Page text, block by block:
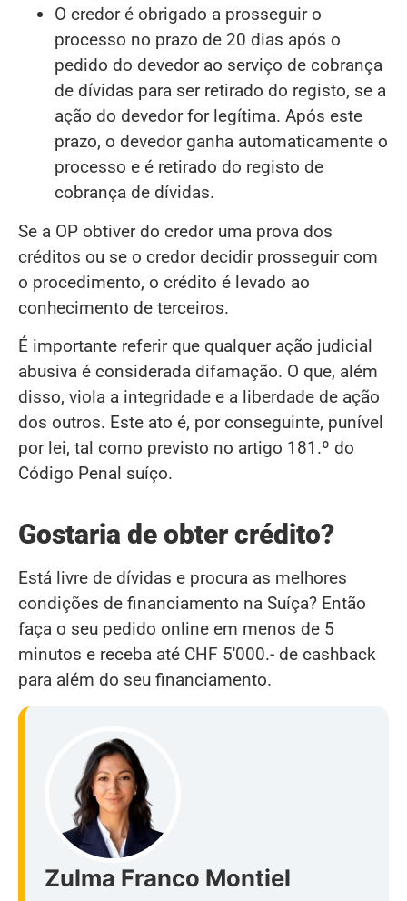
O credor é obrigado a prosseguir o
processo no prazo de 20 dias após o
pedido do devedor ao serviço de cobrança
de dívidas para ser retirado do registo, se a
ação do devedor for legítima. Após este
prazo, o devedor ganha automaticamente o
processo e é retirado do registo de
cobrança de dívidas.
Se a OP obtiver do credor uma prova dos
créditos ou se o credor decidir prosseguir com
o procedimento, o crédito é levado ao
conhecimento de terceiros.
É importante referir que qualquer ação judicial
abusiva é considerada difamação. O que, além
disso, viola a integridade e a liberdade de ação
dos outros. Este ato é, por conseguinte, punível
por lei, tal como previsto no artigo 181.º do
Código Penal suíço.
Gostaria de obter crédito?
Está livre de dívidas e procura as melhores
condições de financiamento na Suíça? Então
faça o seu pedido online em menos de 5
minutos e receba até CHF 5'000.- de cashback
para além do seu financiamento.
Zulma Franco Montiel